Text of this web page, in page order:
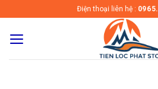
to
content
Điện thoại liên hệ :